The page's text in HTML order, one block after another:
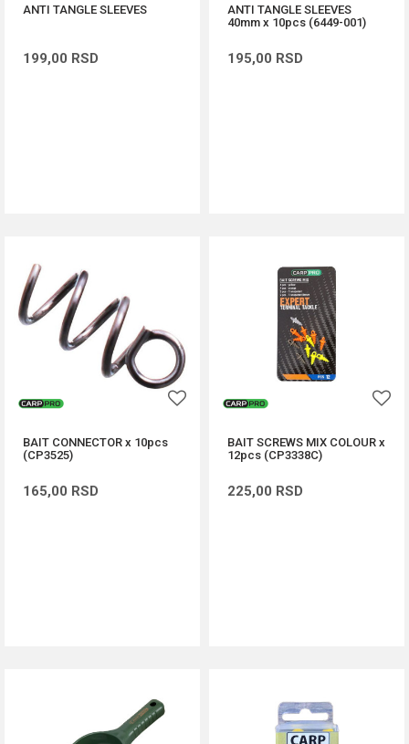
ANTI TANGLE SLEEVES
199,00 RSD
ANTI TANGLE SLEEVES
40mm x 10pcs (6449-001)
195,00 RSD
BAIT CONNECTOR x 10pcs
(CP3525)
165,00 RSD
BAIT SCREWS MIX COLOUR x
12pcs (CP3338C)
225,00 RSD